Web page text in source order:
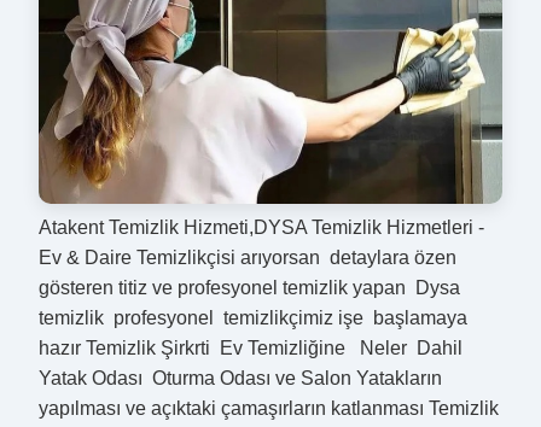
Atakent Temizlik Hizmeti,DYSA Temizlik Hizmetleri -
Ev & Daire Temizlikçisi arıyorsan detaylara özen
gösteren titiz ve profesyonel temizlik yapan Dysa
temizlik profesyonel temizlikçimiz işe başlamaya
hazır Temizlik Şirkrti Ev Temizliğine Neler Dahil
Yatak Odası Oturma Odası ve Salon Yatakların
yapılması ve açıktaki çamaşırların katlanması Temizlik